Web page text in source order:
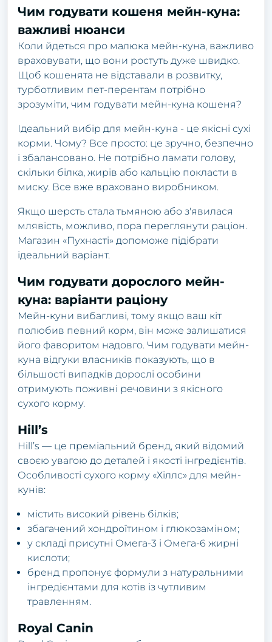
Чим годувати кошеня мейн-куна:
важливі нюанси
Коли йдеться про малюка мейн-куна, важливо
враховувати, що вони ростуть дуже швидко.
Щоб кошенята не відставали в розвитку,
турботливим пет-перентам потрібно
зрозуміти, чим годувати мейн-куна кошеня?
Ідеальний вибір для мейн-куна - це якісні сухі
корми. Чому? Все просто: це зручно, безпечно
і збалансовано. Не потрібно ламати голову,
скільки білка, жирів або кальцію покласти в
миску. Все вже враховано виробником.
Якщо шерсть стала тьмяною або з'явилася
млявість, можливо, пора переглянути раціон.
Магазин «Пухнасті» допоможе підібрати
ідеальний варіант.
Чим годувати дорослого мейн-
куна: варіанти раціону
Мейн-куни вибагливі, тому якщо ваш кіт
полюбив певний корм, він може залишатися
його фаворитом надовго. Чим годувати мейн-
куна відгуки власників показують, що в
більшості випадків дорослі особини
отримують поживні речовини з якісного
сухого корму.
Hill’s
Hill’s — це преміальний бренд, який відомий
своєю увагою до деталей і якості інгредієнтів.
Особливості сухого корму «Хіллс» для мейн-
кунів:
містить високий рівень білків;
збагачений хондроїтином і глюкозаміном;
у складі присутні Омега-3 і Омега-6 жирні
кислоти;
бренд пропонує формули з натуральними
інгредієнтами для котів із чутливим
травленням.
Royal Canin